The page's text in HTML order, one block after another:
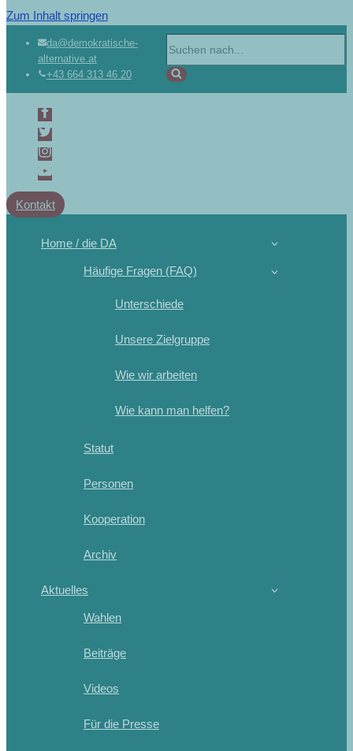
Zum Inhalt springen
da@demokratische-
alternative.at
+43 664 313 46 20
Kontakt
Home / die DA
Häufige Fragen (FAQ)
Unterschiede
Unsere Zielgruppe
Wie wir arbeiten
Wie kann man helfen?
Statut
Personen
Kooperation
Archiv
Aktuelles
Wahlen
Beiträge
Videos
Für die Presse